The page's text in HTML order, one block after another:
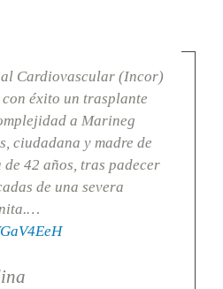
Cardiovascular (Incor)
éxito un trasplante
a Marineg
ciudadana y madre de
42 años, tras padecer
de una severa